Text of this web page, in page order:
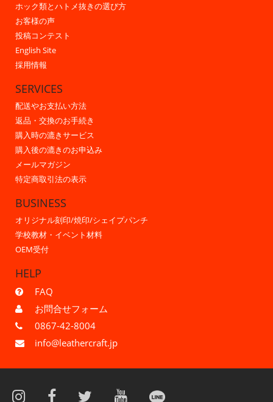
ホック類とハトメ抜きの選び方
お客様の声
投稿コンテスト
English Site
採用情報
SERVICES
配送やお支払い方法
返品・交換のお手続き
購入時の漉きサービス
購入後の漉きのお申込み
メールマガジン
特定商取引法の表示
BUSINESS
オリジナル刻印/焼印/シェイプパンチ
学校教材・イベント材料
OEM受付
HELP
FAQ
お問合せフォーム
0867-42-8004
info@leathercraft.jp